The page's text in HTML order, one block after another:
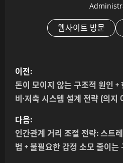
웹사이트 방문
게
시
물
내
비
이전:
돈이 모이지 않는 구조적 원인
비·저축 시스템 설계 전략 (의지
다음:
인간관계 거리 조절 전략: 스트
법 + 불필요한 감정 소모 줄이는